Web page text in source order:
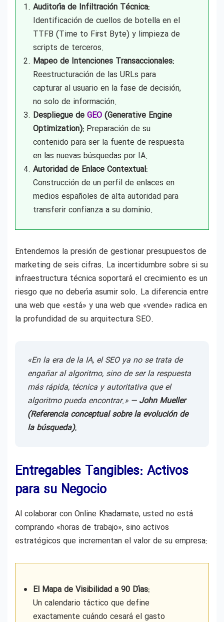
Auditoría de Infiltración Técnica:
Identificación de cuellos de botella en el
TTFB (Time to First Byte) y limpieza de
scripts de terceros.
Mapeo de Intenciones Transaccionales:
Reestructuración de las URLs para
capturar al usuario en la fase de decisión,
no solo de información.
Despliegue de GEO (Generative Engine
Optimization): Preparación de su
contenido para ser la fuente de respuesta
en las nuevas búsquedas por IA.
Autoridad de Enlace Contextual:
Construcción de un perfil de enlaces en
medios españoles de alta autoridad para
transferir confianza a su dominio.
Entendemos la presión de gestionar presupuestos de
marketing de seis cifras. La incertidumbre sobre si su
infraestructura técnica soportará el crecimiento es un
riesgo que no debería asumir solo. La diferencia entre
una web que «está» y una web que «vende» radica en
la profundidad de su arquitectura SEO.
«En la era de la IA, el SEO ya no se trata de
engañar al algoritmo, sino de ser la respuesta
más rápida, técnica y autoritativa que el
algoritmo pueda encontrar.» — John Mueller
(Referencia conceptual sobre la evolución de
la búsqueda).
Entregables Tangibles: Activos
para su Negocio
Al colaborar con Online Khadamate, usted no está
comprando «horas de trabajo», sino activos
estratégicos que incrementan el valor de su empresa:
El Mapa de Visibilidad a 90 Días:
Un calendario táctico que define
exactamente cuándo cesará el gasto